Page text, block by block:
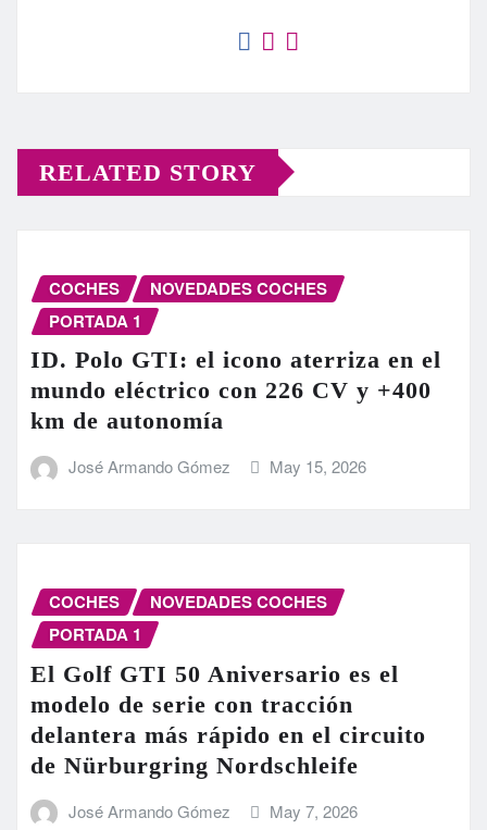
RELATED STORY
COCHES
NOVEDADES COCHES
PORTADA 1
ID. Polo GTI: el icono aterriza en el
mundo eléctrico con 226 CV y +400
km de autonomía
José Armando Gómez May 15, 2026
COCHES
NOVEDADES COCHES
PORTADA 1
El Golf GTI 50 Aniversario es el
modelo de serie con tracción
delantera más rápido en el circuito
de Nürburgring Nordschleife
José Armando Gómez May 7, 2026